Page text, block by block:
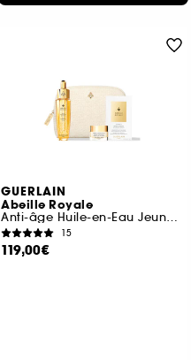
GUERLAIN
Abeille Royale
Anti-âge Huile-en-Eau Jeunesse
15
119,00€